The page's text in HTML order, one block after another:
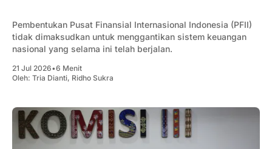
Pembentukan Pusat Finansial Internasional Indonesia (PFII)
tidak dimaksudkan untuk menggantikan sistem keuangan
nasional yang selama ini telah berjalan.
21 Jul 2026•6 Menit
Oleh: Tria Dianti, Ridho Sukra